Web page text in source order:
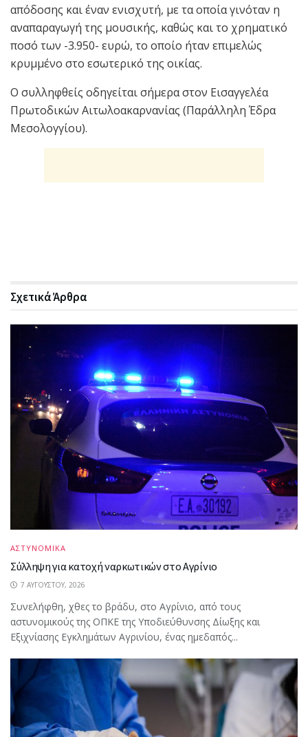
απόδοσης και έναν ενισχυτή, με τα οποία γινόταν η
αναπαραγωγή της μουσικής, καθώς και το χρηματικό
ποσό των -3.950- ευρώ, το οποίο ήταν επιμελώς
κρυμμένο στο εσωτερικό της οικίας.
Ο συλληφθείς οδηγείται σήμερα στον Εισαγγελέα
Πρωτοδικών Αιτωλοακαρνανίας (Παράλληλη Έδρα
Μεσολογγίου).
ΣχετικάΆρθρα
ΑΣΤΥΝΟΜΙΚΑ
Σύλληψη για κατοχή ναρκωτικών στο Αγρίνιο
7 ΑΥΓΟΎΣΤΟΥ, 2026
Συνελήφθη, χθες το βράδυ, στο Αγρίνιο, από τους
αστυνομικούς της ΟΠΚΕ της Υποδιεύθυνσης Δίωξης και
Εξιχνίασης Εγκλημάτων Αγρινίου, ένας ημεδαπός...